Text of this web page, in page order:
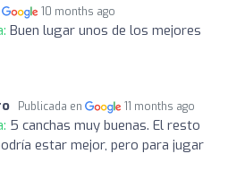
10 months ago
Buen lugar unos de los mejores
Publicada en 11 months ago
5 canchas muy buenas. El resto
estar mejor, pero para jugar